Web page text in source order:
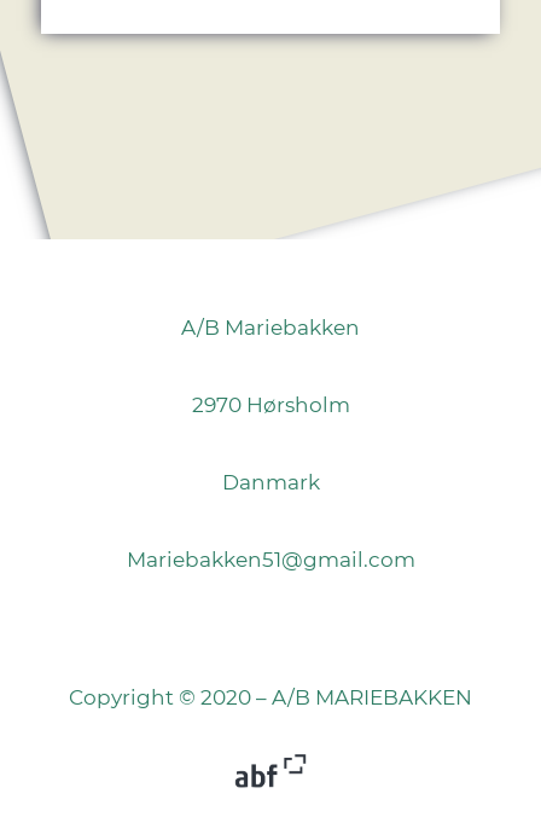
A/B Mariebakken
2970 Hørsholm
Danmark
Mariebakken51@gmail.com
Copyright © 2020 – A/B MARIEBAKKEN